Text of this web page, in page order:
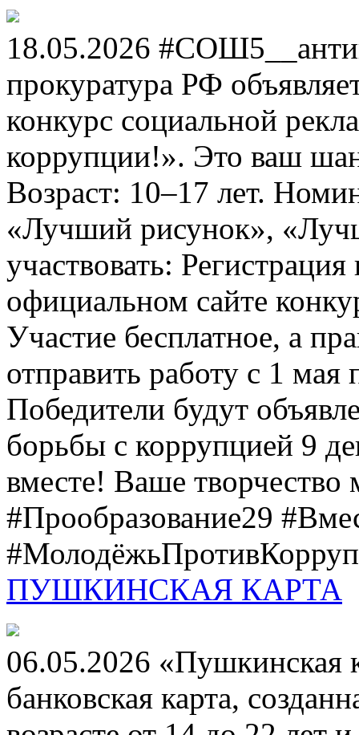
18.05.2026
прокуратура РФ
конкурс социальной
коррупции!». Это ваш
Возраст: 10–17 лет.
«Лучший рисунок»,
участвовать:
официальном сайте
Участие бесплатное, а
отправить работу с 1 мая
Победители будут
борьбы с коррупцией 9
вместе! Ваше творчество
#Прообразование29
ПУШКИНСКАЯ КАРТА
06.05.2026 «Пушкинская
банковская карта,